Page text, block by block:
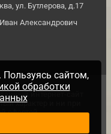
ул. Бутлерова, д.17
Александрович
интернет-сайт
характер и ни при
офертой,
Гражданского
сайтом,
обработки